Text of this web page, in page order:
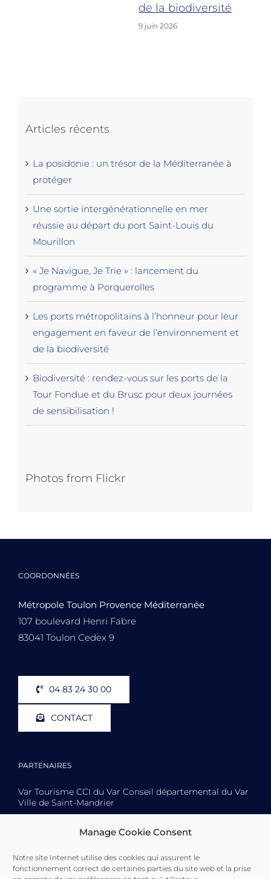
Manage Cookie Consent
Notre site Internet utilise des cookies qui assurent le
fonctionnement correct de certaines parties du site web et la prise
de la biodiversité
9 juin 2026
Articles récents
La posidonie : un trésor de la Méditerranée à
protéger
Une sortie intergénérationnelle en mer
réussie au départ du port Saint-Louis du
Mourillon
« Je Navigue, Je Trie » : lancement du
programme à Porquerolles
Les ports métropolitains à l’honneur pour leur
engagement en faveur de l’environnement et
de la biodiversité
Biodiversité : rendez-vous sur les ports de la
Tour Fondue et du Brusc pour deux journées
de sensibilisation !
Photos from Flickr
COORDONNÉES
Métropole Toulon Provence Méditerranée
107 boulevard Henri Fabre
83041 Toulon Cedex 9
04 83 24 30 00
CONTACT
PARTENAIRES
Var Tourisme CCI du Var Conseil départemental du Var
Ville de Saint-Mandrier
Toulon Provence Méditerranée Ville de Toulon Ville de